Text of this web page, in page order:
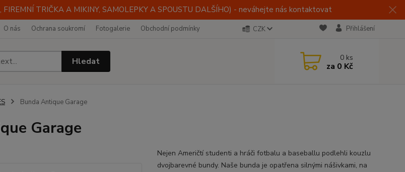
TRIČKA A MIKINY, SAMOLEPKY A SPOUSTU DALŠÍHO) - neváhejte nás kontaktovat
O nás Ochrana soukromí Fotogalerie Obchodní podmínky CZK Přihlášení
Hledat 0 ks
za 0 Kč
Bunda Antique Garage
Garage
Nejen Američtí studenti a hráči fotbalu a baseballu podlehli kouzlu
dvojbarevné bundy. Naše bunda je opatřena silnými nášivkami, na